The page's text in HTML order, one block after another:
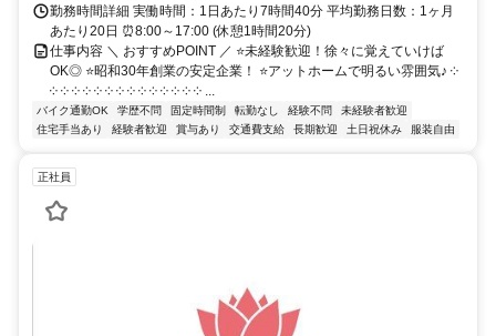
勤務時間詳細 実働時間：1日あたり7時間40分 平均勤務日数：1ヶ月
あたり20日 ⏰8:00～17:00 (休憩1時間20分)
仕事内容 ＼ おすすめPOINT ／ ⭐未経験歓迎！徐々に覚えていけば
OK◎ ⭐昭和30年創業の安定企業！ ⭐アットホームで明るい雰囲気♪ ༶
༶ ༶ ༶ ༶ ༶ ༶ ༶ ༶ ༶ ༶ ༶ ༶ ༶ ༶ ...
バイク通勤OK 学歴不問 固定時間制 転勤なし 経験不問
未経験者歓迎
住宅手当あり
経験者歓迎 賞与あり 交通費支給 長期歓迎 土日祝休み 服装自由
正社員